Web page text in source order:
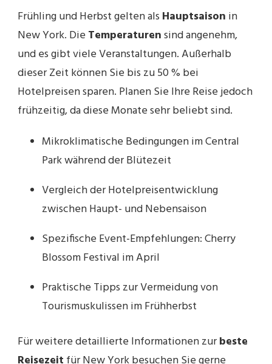
Frühling und Herbst gelten als Hauptsaison in
New York. Die Temperaturensind angenehm,
und es gibt viele Veranstaltungen. Außerhalb
dieser Zeit können Sie bis zu 50 % bei
Hotelpreisen sparen. Planen Sie Ihre Reise jedoch
frühzeitig, da diese Monate sehr beliebt sind.
Mikroklimatische Bedingungen im Central
Park während der Blütezeit
Vergleich der Hotelpreisentwicklung
zwischen Haupt- und Nebensaison
Spezifische Event-Empfehlungen: Cherry
Blossom Festival im April
Praktische Tipps zur Vermeidung von
Tourismuskulissen im Frühherbst
Für weitere detaillierte Informationen zurbeste
Reisezeit für New York besuchen Sie gerne